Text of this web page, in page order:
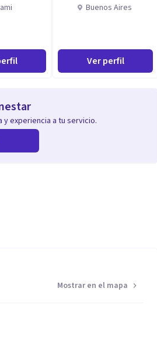
Buenos Aires
Ver perfil
y experiencia a tu servicio.
Mostrar en el mapa